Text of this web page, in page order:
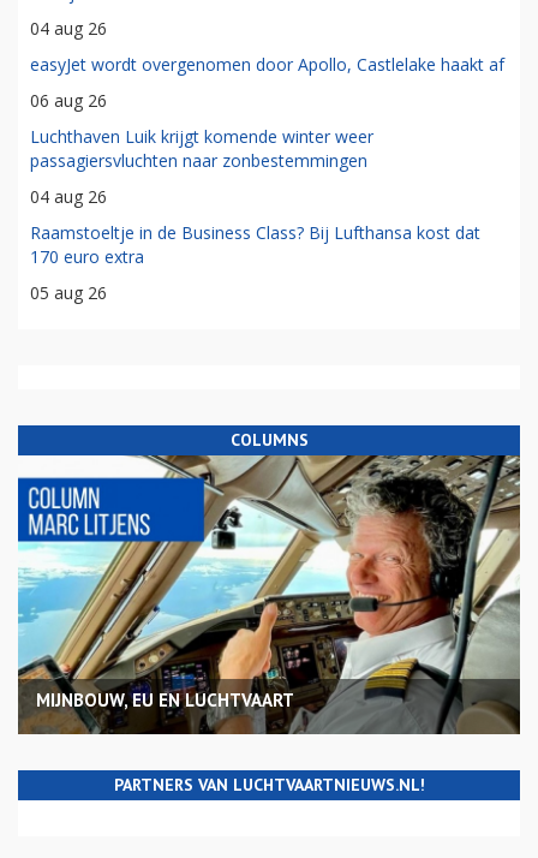
04 aug 26
easyJet wordt overgenomen door Apollo, Castlelake haakt af
06 aug 26
Luchthaven Luik krijgt komende winter weer
passagiersvluchten naar zonbestemmingen
04 aug 26
Raamstoeltje in de Business Class? Bij Lufthansa kost dat
170 euro extra
05 aug 26
COLUMNS
MIJNBOUW, EU EN LUCHTVAART
PARTNERS VAN LUCHTVAARTNIEUWS.NL!